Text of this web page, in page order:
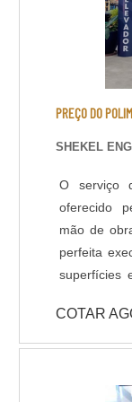
PREÇO DO
SHEKEL
O serviço
oferecido
mão de
perfeita
superfícies em
se
quando
COTAR